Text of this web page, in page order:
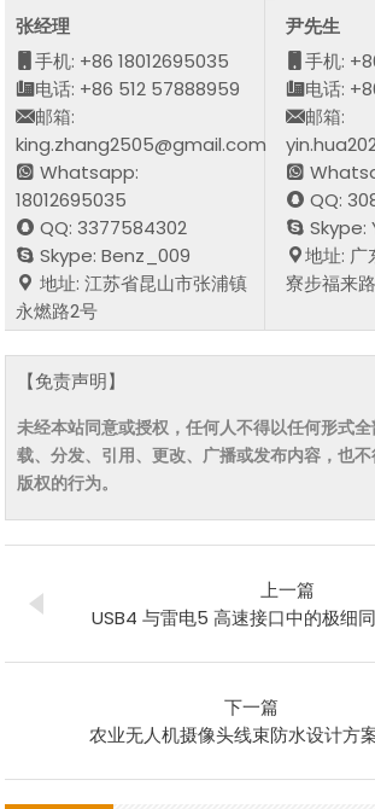
张经理
手机: +86 18012695035
电话: +86 512 57888959
邮箱:
king.zhang2505@gmail.com
Whatsapp:
18012695035
QQ: 3377584302
Skype: Benz_009
地址: 江苏省昆山市张浦镇
永燃路2号
尹先生
手机:
电话:
邮箱:
QQ:
Skype:
地址: 广
寮步福来
【免责声明】
未经本站同意或授权，任何人不得以任何形式
载、分发、引用、更改、广播或发布内容，也
版权的行为。
上一篇
USB4 与雷电5 高速接口中的极细
下一篇
农业无人机摄像头线束防水设计方